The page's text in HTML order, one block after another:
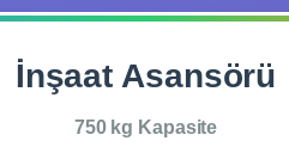
İnşaat Asansörü
750 kg Kapasite